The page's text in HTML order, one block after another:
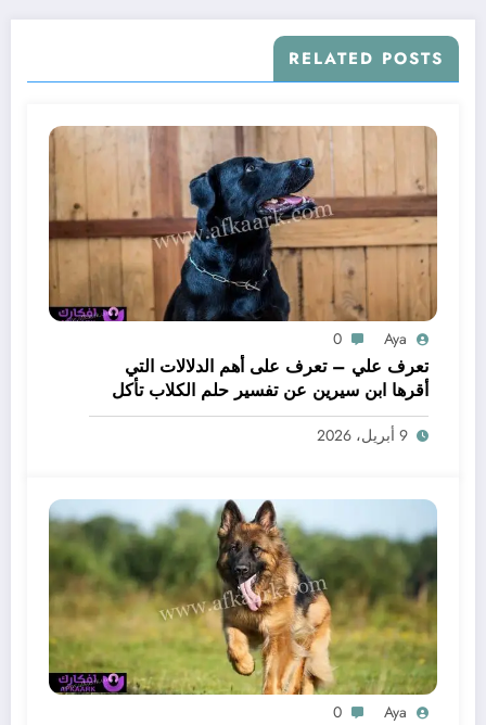
RELATED POSTS
Aya
0
تعرف علي – تعرف على أهم الدلالات التي
أقرها ابن سيرين عن تفسير حلم الكلاب تأكل
لحم – بالتفصيل
9 أبريل، 2026
Aya
0